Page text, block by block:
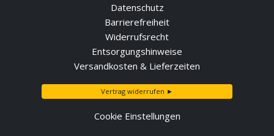
Datenschutz
Barrierefreiheit
Widerrufsrecht
Entsorgungshinweise
Versandkosten & Lieferzeiten
Vertrag widerrufen ►
Cookie Einstellungen